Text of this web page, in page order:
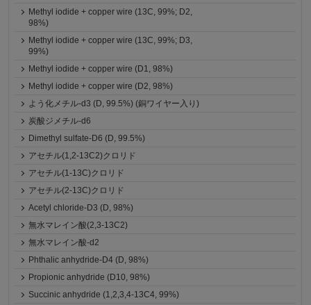
Methyl iodide + copper wire (13C, 99%; D2,
98%)
Methyl iodide + copper wire (13C, 99%; D3,
99%)
Methyl iodide + copper wire (D1, 98%)
Methyl iodide + copper wire (D2, 98%)
よう化メチル-d3 (D, 99.5%) (銅ワイヤー入り)
炭酸ジメチル-d6
Dimethyl sulfate-D6 (D, 99.5%)
アセチル(1,2-13C2)クロリド
アセチル(1-13C)クロリド
アセチル(2-13C)クロリド
Acetyl chloride-D3 (D, 98%)
無水マレイン酸(2,3-13C2)
無水マレイン酸-d2
Phthalic anhydride-D4 (D, 98%)
Propionic anhydride (D10, 98%)
Succinic anhydride (1,2,3,4-13C4, 99%)